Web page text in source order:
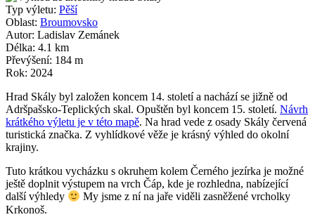
Typ výletu: Pěší
Oblast: Broumovsko
Autor: Ladislav Zemánek
Délka: 4.1 km
Převýšení: 184 m
Rok: 2024
Hrad Skály byl založen koncem 14. století a nachází se jižně od
Adršpašsko-Teplických skal. Opuštěn byl koncem 15. století. Návrh
krátkého výletu je v této mapě. Na hrad vede z osady Skály červená
turistická značka. Z vyhlídkové věže je krásný výhled do okolní
krajiny.
Tuto krátkou vycházku s okruhem kolem Černého jezírka je možné
ještě doplnit výstupem na vrch Čáp, kde je rozhledna, nabízející
další výhledy
My jsme z ní na jaře viděli zasněžené vrcholky
Krkonoš.